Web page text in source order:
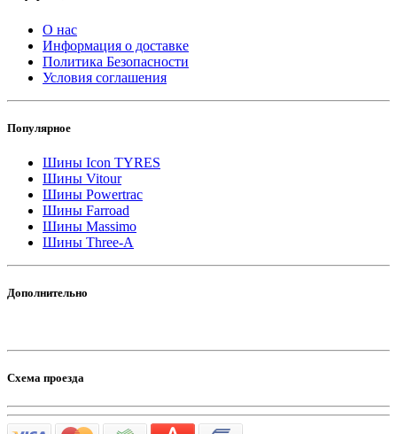
О нас
Информация о доставке
Политика Безопасности
Условия соглашения
Популярное
Шины Icon TYRES
Шины Vitour
Шины Powertrac
Шины Farroad
Шины Massimo
Шины Three-A
Дополнительно
Схема проезда